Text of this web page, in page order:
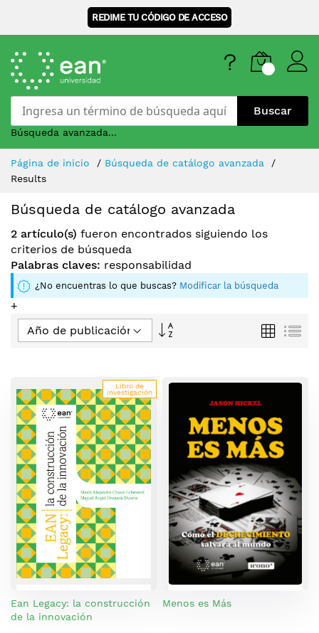
REDIME TU CÓDIGO DE ACCESO
Buscar
Búsqueda avanzada...
Skip
Content
Página de inicio
Búsqueda de catálogo avanzada
Results
Búsqueda de catálogo avanzada
2 artículo(s) fueron encontrados siguiendo los
criterios de búsqueda
Palabras claves: responsabilidad
¿No encuentras lo que buscas? Modificar la búsqueda
+
Fijar
Parrilla
Libro de
investigación
Ean Legacy: la construcción
de la innovación
Menos es Más